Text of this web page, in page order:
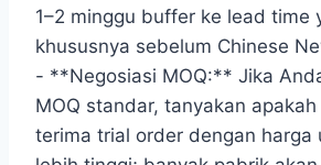
1–2 minggu buffer ke lead time
khususnya sebelum Chinese
- **Negosiasi MOQ:** Jika
MOQ standar, tanyakan
terima trial order dengan harga